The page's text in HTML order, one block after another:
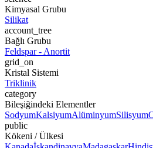
Kimyasal Grubu
Silikat
account_tree
Bağlı Grubu
Feldspar - Anortit
grid_on
Kristal Sistemi
Triklinik
category
Bileşiğindeki Elementler
SodyumKalsiyumAlüminyumSilisyum
public
Kökeni / Ülkesi